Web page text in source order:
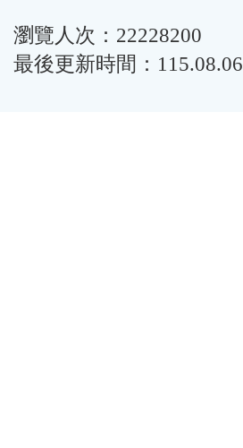
瀏覽人次：22228200
最後更新時間：115.08.06